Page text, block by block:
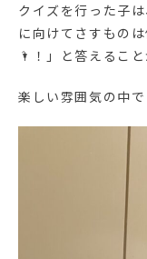
クイズを行った子
に向けてさすもの
🌂！」と答えるこ
楽しい雰囲気の中